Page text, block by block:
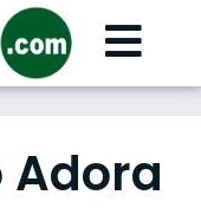
Adora